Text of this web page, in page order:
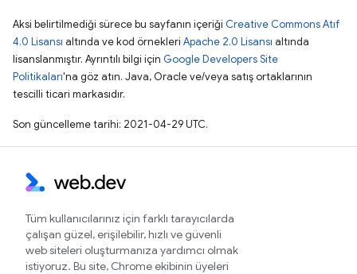
Aksi belirtilmediği sürece bu sayfanın içeriği Creative Commons Atıf
4.0 Lisansı altında ve kod örnekleri Apache 2.0 Lisansı altında
lisanslanmıştır. Ayrıntılı bilgi için Google Developers Site
Politikaları'na göz atın. Java, Oracle ve/veya satış ortaklarının
tescilli ticari markasıdır.
Son güncelleme tarihi: 2021-04-29 UTC.
Tüm kullanıcılarınız için farklı tarayıcılarda
çalışan güzel, erişilebilir, hızlı ve güvenli
web siteleri oluşturmanıza yardımcı olmak
istiyoruz. Bu site, Chrome ekibinin üyeleri